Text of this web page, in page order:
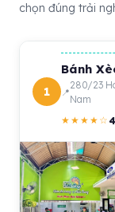
chọn đúng trải
1
Bánh
280/23
Nam
★★★★☆